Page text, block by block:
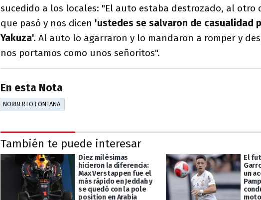
sucedido a los locales: "El auto estaba destrozado, al otro
que pasó y nos dicen 'ustedes se salvaron de casualidad
Yakuza'. Al auto lo agarraron y lo mandaron a romper y
nos portamos como unos señoritos".
En esta Nota
NORBERTO FONTANA
También te puede interesar
Diez milésimas
hicieron la diferencia:
Max Verstappen fue el
más rápido en Jeddah y
se quedó con la pole
position en Arabia
El
un
moto